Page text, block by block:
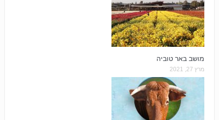
מושב באר טוביה
מרץ 27, 2021